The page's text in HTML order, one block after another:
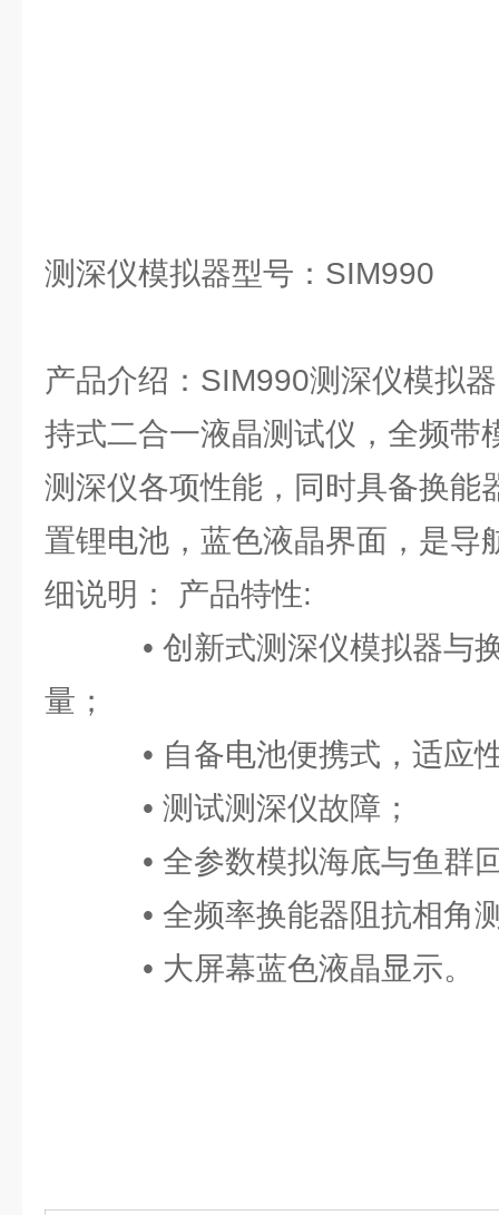
测深仪模拟器型号：SIM990
产品介绍：SIM990测深仪模拟
持式二合一液晶测试仪，全频带
测深仪各项性能，同时具备换能
置锂电池，蓝色液晶界面，是导
细说明： 产品特性:
• 创新式测深仪模拟器与换
量；
• 自备电池便携式，适应
• 测试测深仪故障；
• 全参数模拟海底与鱼群
• 全频率换能器阻抗相角
• 大屏幕蓝色液晶显示。